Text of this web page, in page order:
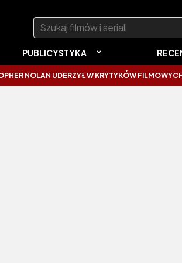
Szukaj:
PUBLICYSTYKA
UDERZYŁ W KRYTYKÓW FILMOWYCH.